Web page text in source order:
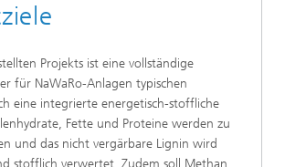
Projekts ist eine vollständige
für NaWaRo-Anlagen typischen
eine integrierte energetisch-stoffliche
Fette und Proteine werden zu
und das nicht vergärbare Lignin wird
stofflich verwertet. Zudem soll Methan